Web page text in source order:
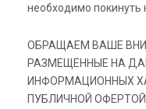
необходимо покинуть
ОБРАЩАЕМ ВАШЕ
РАЗМЕЩЕННЫЕ НА
ИНФОРМАЦИОННЫХ
ПУБЛИЧНОЙ